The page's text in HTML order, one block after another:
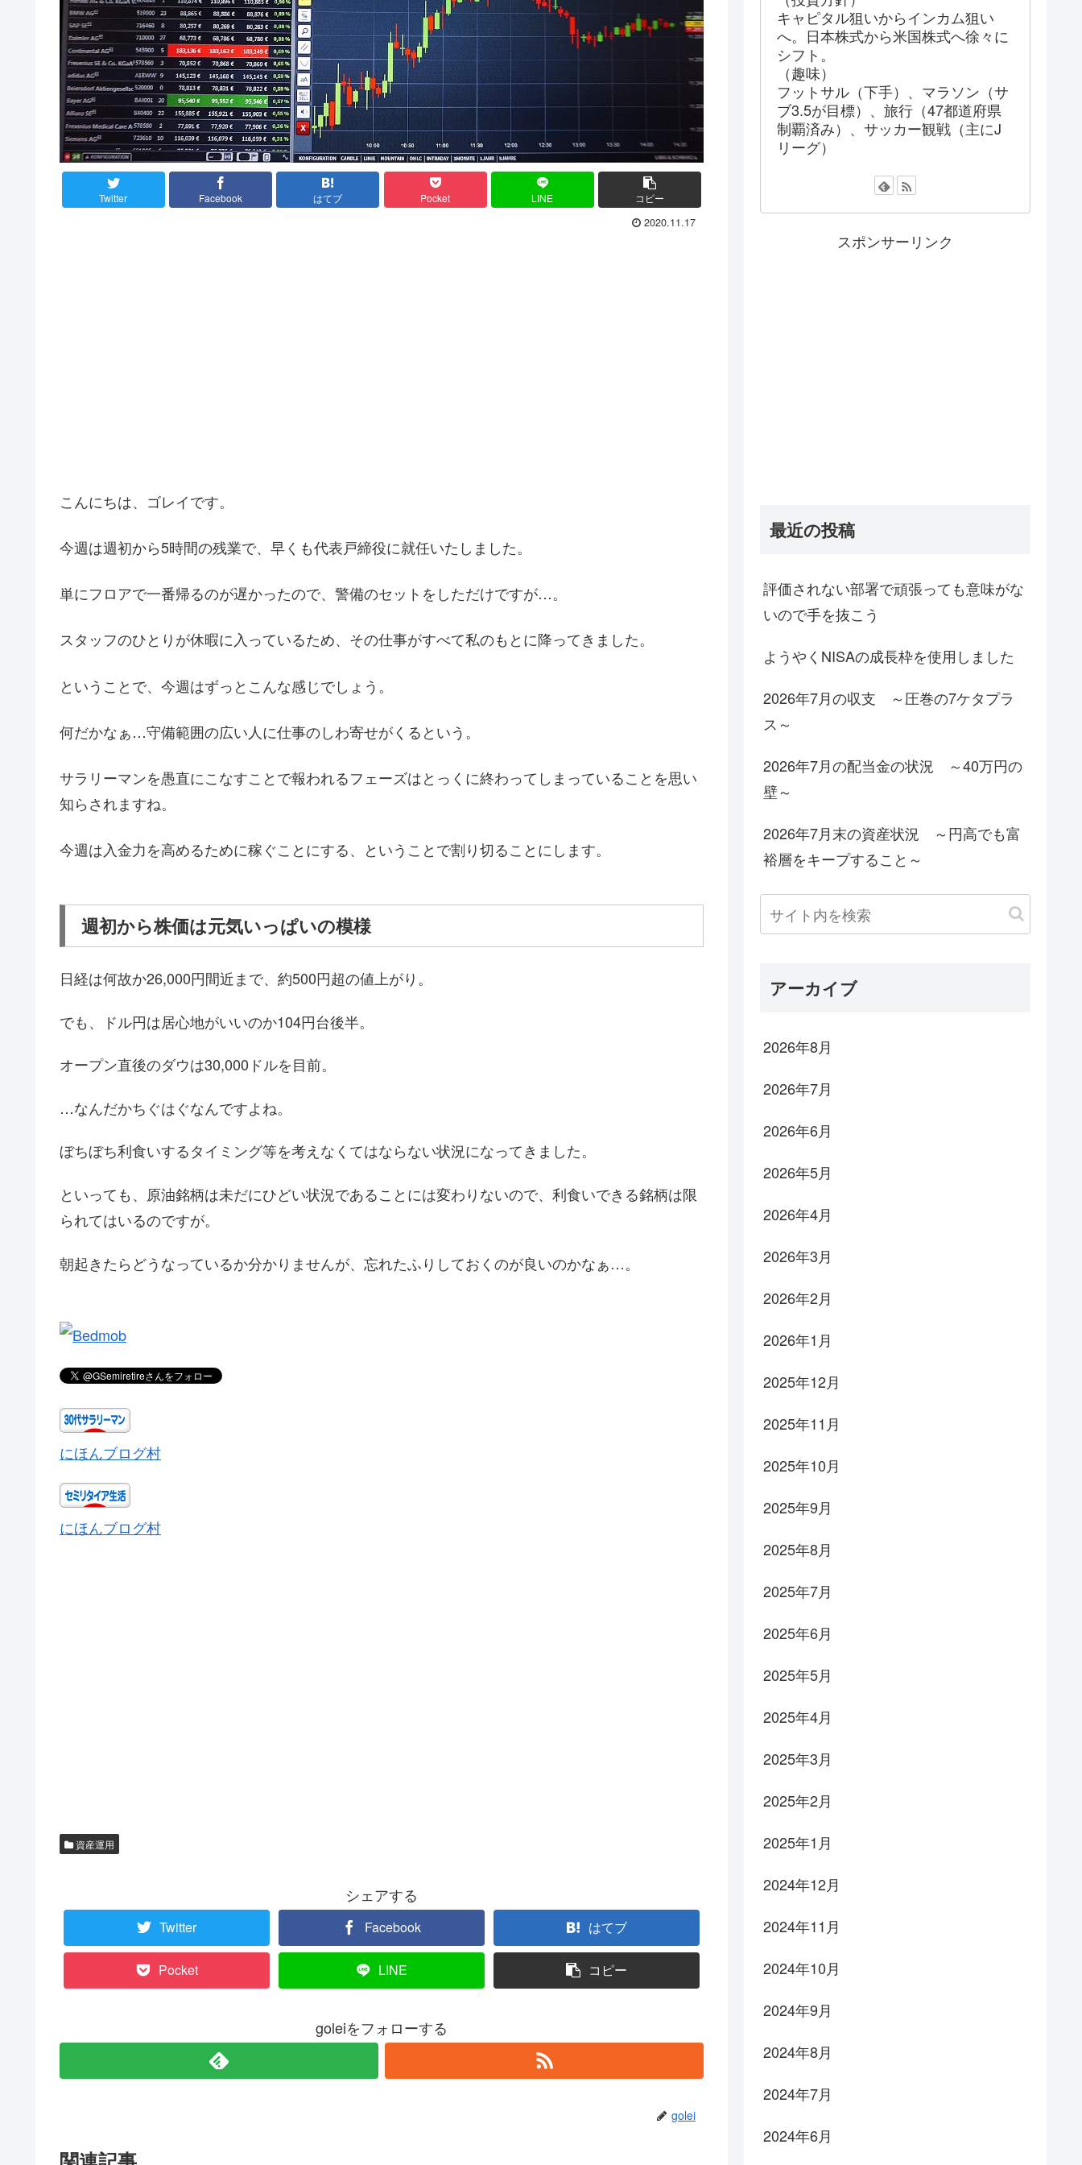
Twitter Facebook はてブ Pocket LINE コピー
2020.11.17
こんにちは、ゴレイです。
今週は週初から5時間の残業で、早くも代表戸締役に就任いたしました。
単にフロアで一番帰るのが遅かったので、警備のセットをしただけですが…。
スタッフのひとりが休暇に入っているため、その仕事がすべて私のもとに降ってきました。
ということで、今週はずっとこんな感じでしょう。
何だかなぁ…守備範囲の広い人に仕事のしわ寄せがくるという。
サラリーマンを愚直にこなすことで報われるフェーズはとっくに終わってしまっていることを思い
知らされますね。
今週は入金力を高めるために稼ぐことにする、ということで割り切ることにします。
週初から株価は元気いっぱいの模様
日経は何故か26,000円間近まで、約500円超の値上がり。
でも、ドル円は居心地がいいのか104円台後半。
オープン直後のダウは30,000ドルを目前。
…なんだかちぐはぐなんですよね。
ぼちぼち利食いするタイミング等を考えなくてはならない状況になってきました。
といっても、原油銘柄は未だにひどい状況であることには変わりないので、利食いできる銘柄は限
られてはいるのですが。
朝起きたらどうなっているか分かりませんが、忘れたふりしておくのが良いのかなぁ…。
にほんブログ村
にほんブログ村
資産運用
シェアする
Twitter Facebook はてブ
Pocket LINE コピー
goleiをフォローする
golei
キャピタル狙いからインカム狙い
へ。日本株式から米国株式へ徐々に
シフト。
（趣味）
フットサル（下手）、マラソン（サ
ブ3.5が目標）、旅行（47都道府県
制覇済み）、サッカー観戦（主にJ
リーグ）
スポンサーリンク
最近の投稿
評価されない部署で頑張っても意味がな
いので手を抜こう
ようやくNISAの成長枠を使用しました
2026年7月の収支 ～圧巻の7ケタプラ
ス～
2026年7月の配当金の状況 ～40万円の
壁～
2026年7月末の資産状況 ～円高でも富
裕層をキープすること～
アーカイブ
2026年8月
2026年7月
2026年6月
2026年5月
2026年4月
2026年3月
2026年2月
2026年1月
2025年12月
2025年11月
2025年10月
2025年9月
2025年8月
2025年7月
2025年6月
2025年5月
2025年4月
2025年3月
2025年2月
2025年1月
2024年12月
2024年11月
2024年10月
2024年9月
2024年8月
2024年7月
2024年6月